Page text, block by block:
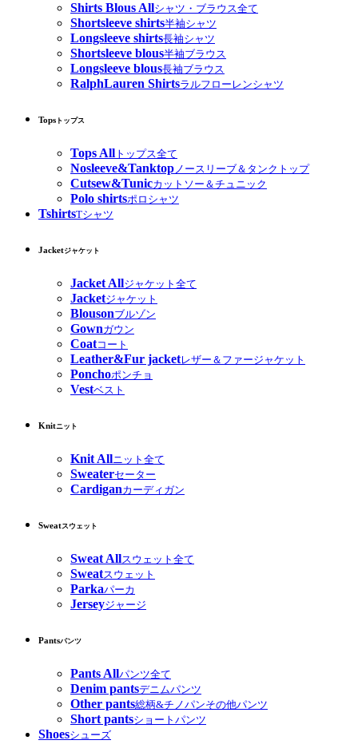
Shirts Blous Allシャツ・ブラウス全て
Shortsleeve shirts半袖シャツ
Longsleeve shirts長袖シャツ
Shortsleeve blous半袖ブラウス
Longsleeve blous長袖ブラウス
RalphLauren Shirtsラルフローレンシャツ
Tops トップス
Tops All トップス全て
Nosleeve&Tanktop ノースリーブ＆タンクトップ
Cutsew&Tunicカットソー＆チュニック
Polo shirtsポロシャツ
TshirtsTシャツ
Jacketジャケット
Jacket Allジャケット全て
Jacketジャケット
Blousonブルゾン
Gownガウン
Coatコート
Leather&Fur jacketレザー＆ファージャケット
Ponchoポンチョ
Vestベスト
Knitニット
Knit Allニット全て
Sweaterセーター
Cardiganカーディガン
Sweatスウェット
Sweat Allスウェット全て
Sweatスウェット
Parkaパーカ
Jerseyジャージ
Pantsパンツ
Pants Allパンツ全て
Denim pantsデニムパンツ
Other pants総柄&チノパンその他パンツ
Short pantsショートパンツ
Shoesシューズ